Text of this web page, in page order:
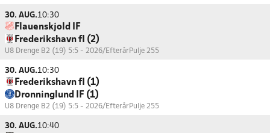
30. AUG.10:30
Flauenskjold IF
Frederikshavn fI (2)
U8 Drenge B2 (19) 5:5 - 2026/EfterårPulje 255
30. AUG.10:30
Frederikshavn fI (1)
Dronninglund IF (1)
U8 Drenge B2 (19) 5:5 - 2026/EfterårPulje 255
30. AUG.10:40